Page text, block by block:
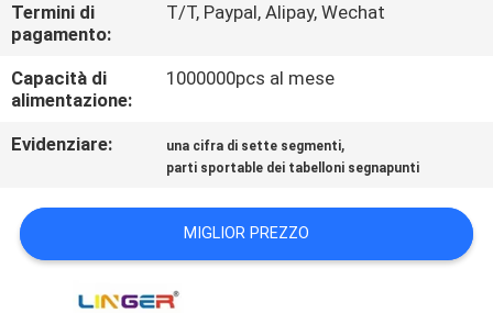
RICHIEDA
UNA
DEL
SITO
Termini di
pagamento:
T/T, Paypal, Alipay, Wechat
Capacità di
alimentazione:
1000000pcs al mese
Evidenziare: una cifra di sette segmenti,
parti sportable dei tabelloni segnapunti
MIGLIOR PREZZO